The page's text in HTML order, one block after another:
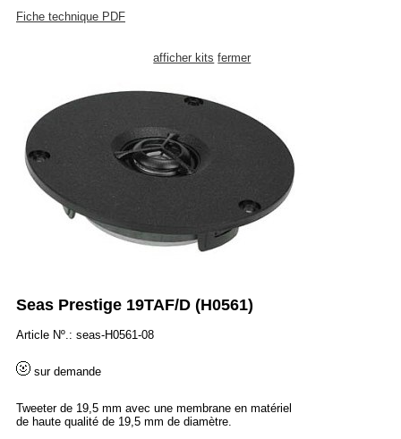
Fiche technique PDF
afficher kits fermer
Seas Prestige 19TAF/D (H0561)
Article Nº.: seas-H0561-08
sur demande
Tweeter de 19,5 mm avec une membrane en matériel
de haute qualité de 19,5 mm de diamètre.